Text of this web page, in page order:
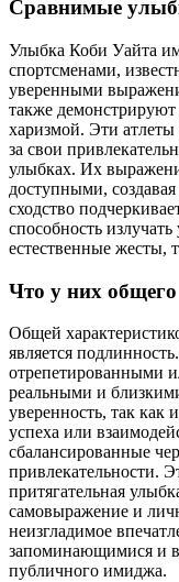
Сравнимые
Улыбка Коби Уайта
спортсменами,
уверенными
также
харизмой. Эти
за свои
улыбках. Их
доступными,
сходство
способность
естественные жесты,
Что у них общего
Общей
является
отрепетированными
реальными и
уверенность, так как
успеха или
сбалансированные
привлекательности.
притягательная
самовыражение и
неизгладимое
запоминающимися и
публичного имиджа.